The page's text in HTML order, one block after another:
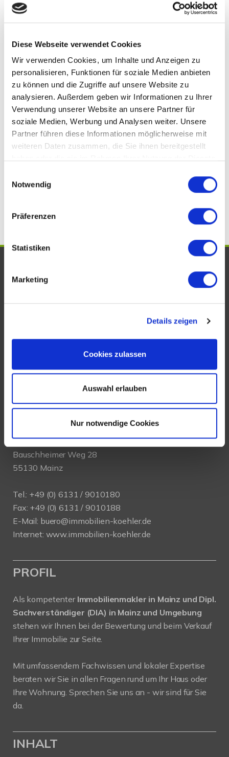
Diese Webseite verwendet Cookies
Wir verwenden Cookies, um Inhalte und Anzeigen zu
personalisieren, Funktionen für soziale Medien anbieten
zu können und die Zugriffe auf unsere Website zu
analysieren. Außerdem geben wir Informationen zu Ihrer
Verwendung unserer Website an unsere Partner für
soziale Medien, Werbung und Analysen weiter. Unsere
Partner führen diese Informationen möglicherweise mit
weiteren Daten zusammen, die Sie ihnen bereitgestellt
Notwendig
Präferenzen
Statistiken
Marketing
Details zeigen
Cookies zulassen
Auswahl erlauben
Nur notwendige Cookies
Kostheim
Mainz / Bretzenheim Mainz / Ebersheim Mainz / Finthen
Mainz / Mainz-Laubenheim Mainz / Marienborn
Mainz / Mombach Mainz Finthen Mainz Kostheim
Mainz-Mombach Mommenheim Nackenheim
Niedernhausen
Nierstein Offenbach Oppenheim
Schornsheim Selzen Todenroth Wiesbaden Wörrstadt
Zornheim
Immobilienkauf Bad Kreuznach
KONTAKT
Köhler Immobilien GmbH
Bauschheimer Weg 28
55130 Mainz
Tel.: +49 (0) 6131 / 9010180
Fax: +49 (0) 6131 / 9010188
E-Mail: buero@immobilien-koehler.de
Internet: www.immobilien-koehler.de
PROFIL
Als kompetenter Immobilienmakler in Mainz und Dipl.
Sachverständiger (DIA) in Mainz und Umgebung
stehen wir Ihnen bei der Bewertung und beim Verkauf
Ihrer Immobilie zur Seite.
Mit umfassendem Fachwissen und lokaler Expertise
beraten wir Sie in allen Fragen rund um Ihr Haus oder
Ihre Wohnung. Sprechen Sie uns an - wir sind für Sie
da.
INHALT